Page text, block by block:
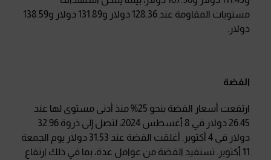
مستويات المقاومة عند 128.36 دولار و131.89 دولار و138.59
دولار.
الفضة
ارتفعت أسعار الفضة بنحو 25% منذ أدنى مستوى لها عند
26.45 دولار في 8 أغسطس 2024، لتصل إلى ذروة 32.96
دولار في 4 أكتوبر. أغلقت الفضة عند 31.53 دولار يوم الجمعة
11 أكتوبر. تستفيد الفضة من عوامل عدة، بما في ذلك ارتفاع